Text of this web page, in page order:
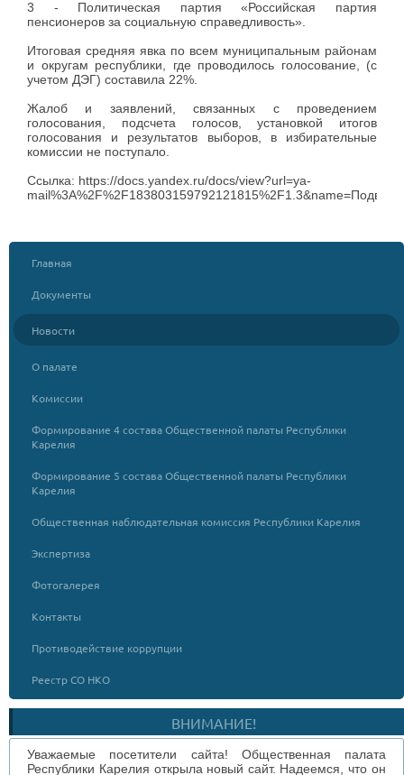
3 - Политическая партия «Российская партия
пенсионеров за социальную справедливость».
Итоговая средняя явка по всем муниципальным районам
и округам республики, где проводилось голосование, (с
учетом ДЭГ) составила 22%.
Жалоб и заявлений, связанных с проведением
голосования, подсчета голосов, установкой итогов
голосования и результатов выборов, в избирательные
комиссии не поступало.
Ссылка: https://docs.yandex.ru/docs/view?url=ya-
Главная
Документы
Новости
О палате
Комиссии
Формирование 4 состава Общественной палаты Республики
Карелия
Формирование 5 состава Общественной палаты Республики
Карелия
Общественная наблюдательная комиссия Республики Карелия
Экспертиза
Фотогалерея
Контакты
Противодействие коррупции
Реестр СО НКО
ВНИМАНИЕ!
Уважаемые посетители сайта! Общественная палата
Республики Карелия открыла новый сайт. Надеемся, что он